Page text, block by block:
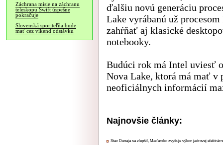
Záchrana misie na záchranu
teleskopu Swift úspešne
pokračuje
Slovenská sporiteľňa bude
mať cez víkend odstávku
ďalšiu novú generáciu
Lake vyrábanú už
zahŕňať aj klasické
notebooky.
Budúci rok má Intel uviesť
Nova Lake, ktorá má mať v
neoficiálnych informácií
Najnovšie články:
Stav Dunaja sa zlepšil, Maďarsko zvyšuje výkon jadrovej